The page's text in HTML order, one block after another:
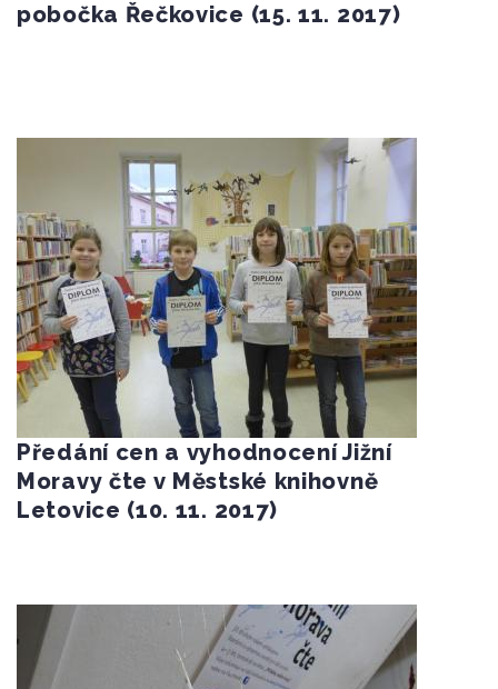
pobočka Řečkovice (15. 11. 2017)
Předání cen a vyhodnocení Jižní
Moravy čte v Městské knihovně
Letovice (10. 11. 2017)